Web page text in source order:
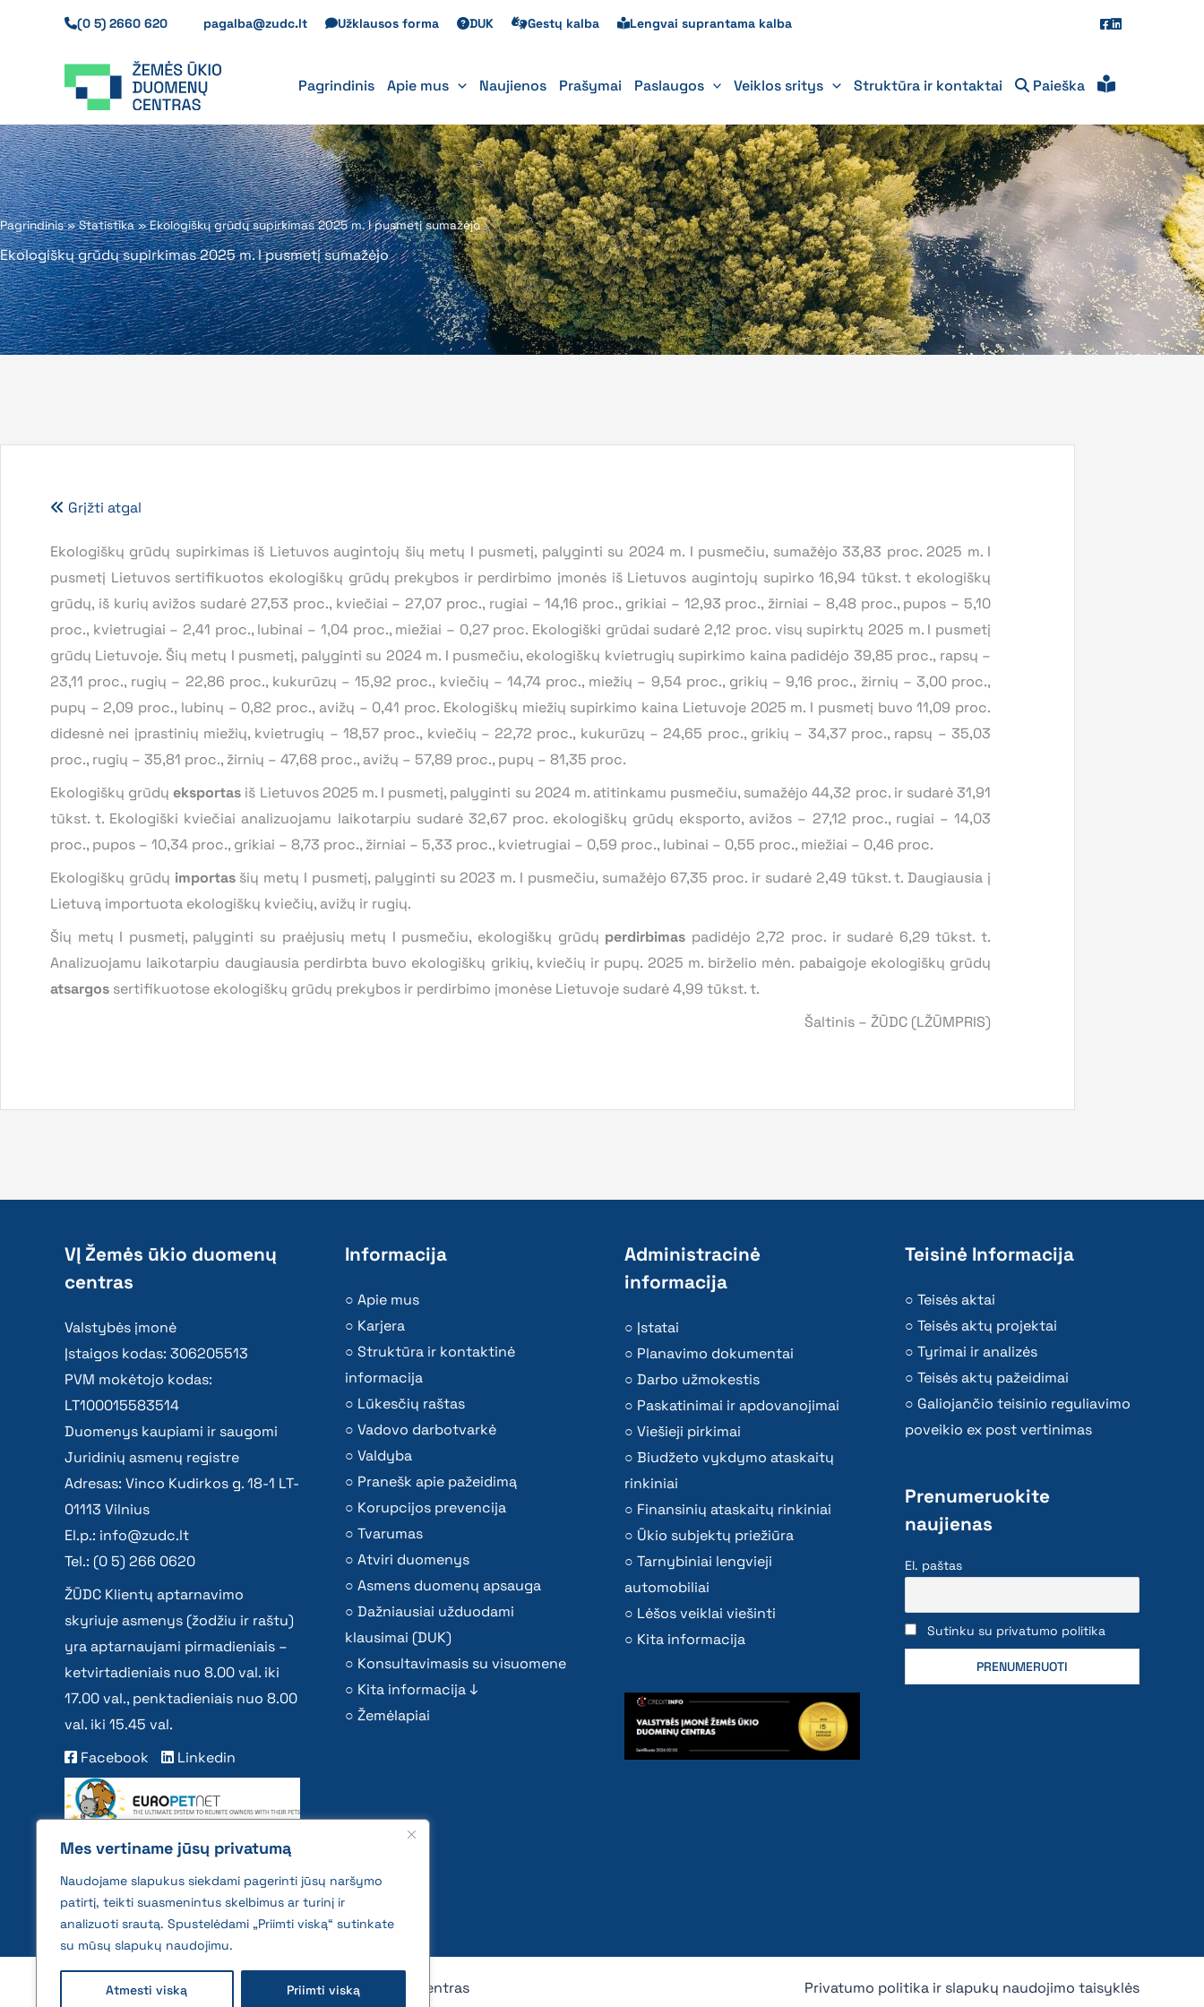
Mes vertiname jūsų privatumą
Naudojame slapukus siekdami pagerinti jūsų naršymo
patirtį, teikti suasmenintus skelbimus ar turinį ir
analizuoti srautą. Spustelėdami „Priimti viską“ sutinkate
su mūsų slapukų naudojimu.
Atmesti viską Priimti viską
(0 5) 2660 620 pagalba@zudc.lt Užklausos forma DUK Gestų kalba Lengvai suprantama kalba
Pagrindinis Apie mus Naujienos Prašymai Paslaugos Veiklos sritys Struktūra ir kontaktai Paieška
Pagrindinis»Statistika»Ekologiškų grūdų supirkimas 2025 m. I pusmetį sumažėjo
Ekologiškų grūdų supirkimas 2025 m. I pusmetį sumažėjo
Grįžti atgal
Ekologiškų grūdų supirkimas iš Lietuvos augintojų šių metų I pusmetį, palyginti su 2024 m. I pusmečiu, sumažėjo 33,83 proc. 2025 m. I
pusmetį Lietuvos sertifikuotos ekologiškų grūdų prekybos ir perdirbimo įmonės iš Lietuvos augintojų supirko 16,94 tūkst. t ekologiškų
grūdų, iš kurių avižos sudarė 27,53 proc., kviečiai – 27,07 proc., rugiai – 14,16 proc., grikiai – 12,93 proc., žirniai – 8,48 proc., pupos – 5,10
proc., kvietrugiai – 2,41 proc., lubinai – 1,04 proc., miežiai – 0,27 proc. Ekologiški grūdai sudarė 2,12 proc. visų supirktų 2025 m. I pusmetį
grūdų Lietuvoje. Šių metų I pusmetį, palyginti su 2024 m. I pusmečiu, ekologiškų kvietrugių supirkimo kaina padidėjo 39,85 proc., rapsų –
23,11 proc., rugių – 22,86 proc., kukurūzų – 15,92 proc., kviečių – 14,74 proc., miežių – 9,54 proc., grikių – 9,16 proc., žirnių – 3,00 proc.,
pupų – 2,09 proc., lubinų – 0,82 proc., avižų – 0,41 proc. Ekologiškų miežių supirkimo kaina Lietuvoje 2025 m. I pusmetį buvo 11,09 proc.
didesnė nei įprastinių miežių, kvietrugių – 18,57 proc., kviečių – 22,72 proc., kukurūzų – 24,65 proc., grikių – 34,37 proc., rapsų – 35,03
proc., rugių – 35,81 proc., žirnių – 47,68 proc., avižų – 57,89 proc., pupų – 81,35 proc.
Ekologiškų grūdųeksportas iš Lietuvos 2025 m. I pusmetį, palyginti su 2024 m. atitinkamu pusmečiu, sumažėjo 44,32 proc. ir sudarė 31,91
tūkst. t. Ekologiški kviečiai analizuojamu laikotarpiu sudarė 32,67 proc. ekologiškų grūdų eksporto, avižos – 27,12 proc., rugiai – 14,03
proc., pupos – 10,34 proc., grikiai – 8,73 proc., žirniai – 5,33 proc., kvietrugiai – 0,59 proc., lubinai – 0,55 proc., miežiai – 0,46 proc.
Ekologiškų grūdų importasšių metų I pusmetį, palyginti su 2023 m. I pusmečiu, sumažėjo 67,35 proc. ir sudarė 2,49 tūkst. t. Daugiausia į
Lietuvą importuota ekologiškų kviečių, avižų ir rugių.
Šių metų I pusmetį, palyginti su praėjusių metų I pusmečiu, ekologiškų grūdų perdirbimas padidėjo 2,72 proc. ir sudarė 6,29 tūkst. t.
Analizuojamu laikotarpiu daugiausia perdirbta buvo ekologiškų grikių, kviečių ir pupų. 2025 m. birželio mėn. pabaigoje ekologiškų grūdų
atsargos sertifikuotose ekologiškų grūdų prekybos ir perdirbimo įmonėse Lietuvoje sudarė 4,99 tūkst. t.
Šaltinis – ŽŪDC (LŽŪMPRIS)
VĮ Žemės ūkio duomenų
centras
Valstybės įmonė
Įstaigos kodas: 306205513
PVM mokėtojo kodas:
LT100015583514
Duomenys kaupiami ir saugomi
Juridinių asmenų registre
Adresas: Vinco Kudirkos g. 18-1 LT-
01113 Vilnius
El.p.: info@zudc.lt
Tel.: (0 5) 266 0620
ŽŪDC Klientų aptarnavimo
skyriuje asmenys (žodžiu ir raštu)
yra aptarnaujami pirmadieniais –
ketvirtadieniais nuo 8.00 val. iki
17.00 val., penktadieniais nuo 8.00
val. iki 15.45 val.
Facebook
Linkedin
Informacija
Apie mus
Karjera
Struktūra ir kontaktinė
informacija
Lūkesčių raštas
Vadovo darbotvarkė
Valdyba
Pranešk apie pažeidimą
Korupcijos prevencija
Tvarumas
Atviri duomenys
Asmens duomenų apsauga
Dažniausiai užduodami
klausimai (DUK)
Konsultavimasis su visuomene
Kita informacija ↓
Žemėlapiai
Administracinė
informacija
Įstatai
Planavimo dokumentai
Darbo užmokestis
Paskatinimai ir apdovanojimai
Viešieji pirkimai
Biudžeto vykdymo ataskaitų
rinkiniai
Finansinių ataskaitų rinkiniai
Ūkio subjektų priežiūra
Tarnybiniai lengvieji
automobiliai
Lėšos veiklai viešinti
Kita informacija
Teisinė Informacija
Teisės aktai
Teisės aktų projektai
Tyrimai ir analizės
Teisės aktų pažeidimai
Galiojančio teisinio reguliavimo
poveikio ex post vertinimas
Prenumeruokite
naujienas
El. paštas
Sutinku su privatumo politika
2026 © All rights reserved | VĮ Žemės ūkio duomenų centras
Privatumo politika ir slapukų naudojimo taisyklės